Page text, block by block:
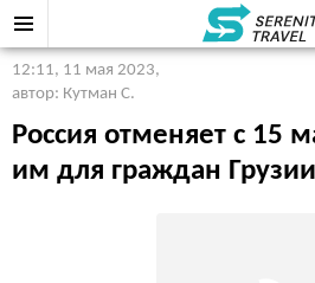
12:11, 11 мая 2023,
автор: Кутман С.
Россия отменяет с 15
им для граждан Грузии